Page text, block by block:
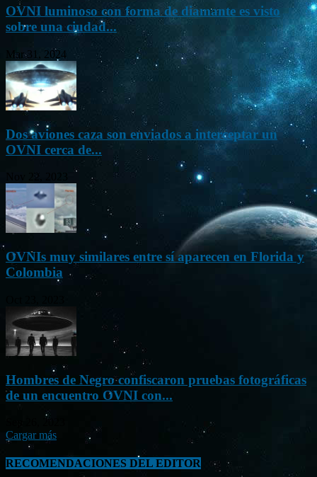
OVNI luminoso con forma de diamante es visto
sobre una ciudad...
Mar 31, 2024
Dos aviones caza son enviados a interceptar un
OVNI cerca de...
Nov 22, 2023
OVNIs muy similares entre sí aparecen en Florida y
Colombia
Hombres de Negro confiscaron pruebas fotográficas
de un encuentro OVNI con...
Sep 26, 2023
Cargar más
RECOMENDACIONES DEL EDITOR